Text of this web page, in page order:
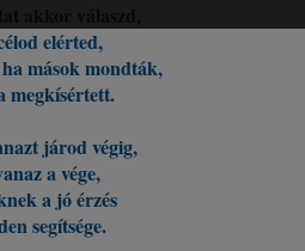
akkor válaszd,
elérted,
mások mondták,
megkísértett.
járod végig,
a vége,
a jó érzés
segítsége.